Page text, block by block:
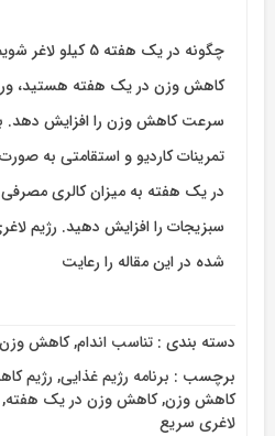
چگونه در یک هفته 5
کاهش وزن در یک هفته هستید،
سرعت کاهش وزن را افزایش دهد.
تمرینات کاردیو و استقامتی به
در یک هفته به میزان کالری
سبزیجات را افزایش دهید. رژیم
شده در این مقاله را رعایت
دسته بندی : تناسب اندام,کاهش وزن
برچسب : برنامه رژیم غذایی, رژیم
کاهش وزن,کاهش وزن در یک هفته,
لاغری سریع